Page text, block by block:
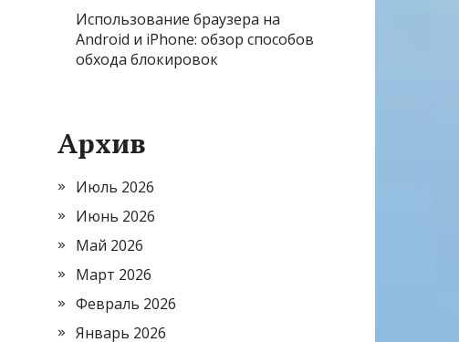
Использование браузера на
Android и iPhone: обзор способов
обхода блокировок
Архив
Июль 2026
Июнь 2026
Май 2026
Март 2026
Февраль 2026
Январь 2026